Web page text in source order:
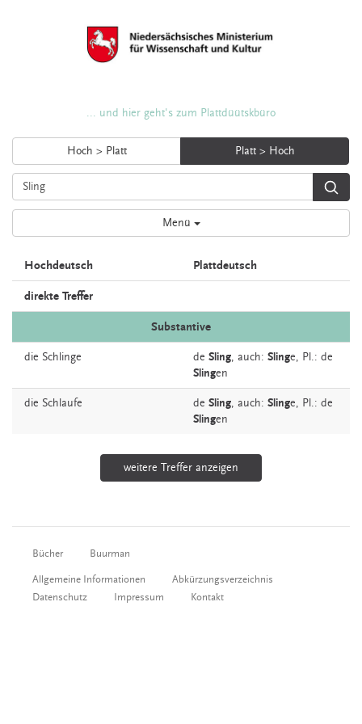
... und hier geht's zum Plattdüütskbüro
Hoch > Platt Platt > Hoch
Menü
Hochdeutsch Plattdeutsch
direkte Treffer
Substantive
die Schlinge de Sling, auch: Slinge, Pl.: de
Slingen
die Schlaufe de Sling, auch: Slinge, Pl.: de
Slingen
weitere Treffer anzeigen
Bücher Buurman
Allgemeine Informationen
Abkürzungsverzeichnis
Datenschutz
Impressum Kontakt